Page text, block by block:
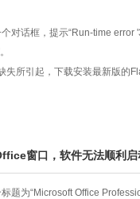
对话框，提示“Run-time
所引起，下载安装最新版的
窗口，软件无法顺利启
题为“Microsoft Office